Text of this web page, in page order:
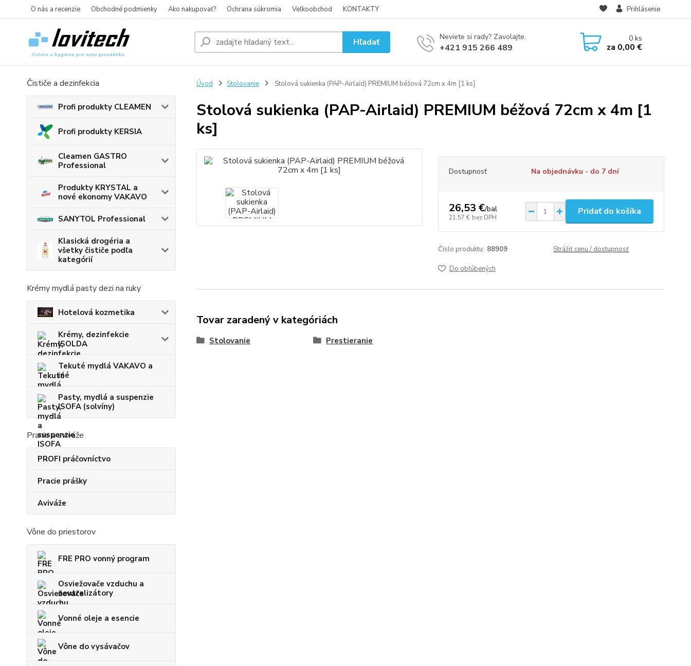
O nás a recenzie Obchodné podmienky Ako nakupovať? Ochrana súkromia Veľkoobchod KONTAKTY Prihlásenie
Hľadať Neviete si rady? Zavolajte.
+421 915 266 489
0ks
za 0,00 €
Čističe a dezinfekcia
Profi produkty CLEAMEN
Profi produkty KERSIA
Cleamen GASTRO
Professional
Produkty KRYSTAL a
nové ekonomy VAKAVO
SANYTOL Professional
Klasická drogéria a
všetky čističe podľa
kategórií
Krémy mydlá pasty dezi na ruky
Hotelová kozmetika
Krémy, dezinfekcie
ISOLDA
Tekuté mydlá VAKAVO a
iné
Pasty, mydlá a suspenzie
ISOFA (solvíny)
Pranie a aviváže
PROFI práčovníctvo
Pracie prášky
Aviváže
Vône do priestorov
FRE PRO vonný program
Osviežovače vzduchu a
neutralizátory
Vonné oleje a esencie
Vône do vysávačov
Úvod Stolovanie Stolová sukienka (PAP-Airlaid) PREMIUM béžová 72cm x 4m [1 ks]
Stolová sukienka (PAP-Airlaid) PREMIUM béžová 72cm x 4m [1
ks]
Dostupnosť Na objednávku - do 7 dní
26,53 €/bal
21,57 € bez DPH
Pridať do košíka
Číslo produktu: 88909 Strážiť cenu / dostupnosť
Do obľúbených
Tovar zaradený v kategóriách
Stolovanie Prestieranie